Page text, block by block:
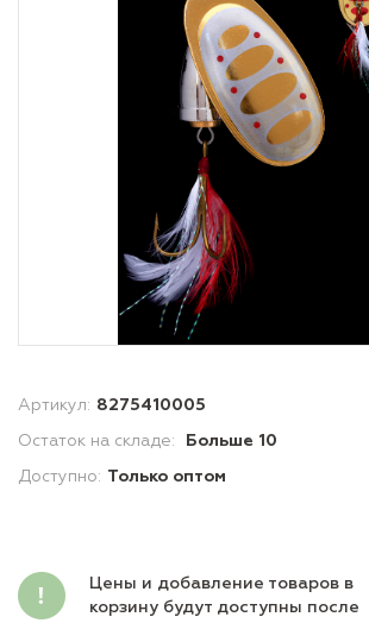
Артикул: 8275410005
Остаток на складе: Больше 10
Доступно: Только оптом
Цены и добавление товаров в
корзину будут доступны после